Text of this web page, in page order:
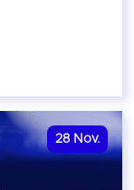
28 Nov.